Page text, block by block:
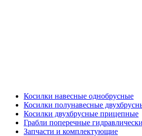
Косилки навесные однобрусные
Косилки полунавесные
Косилки двухбрусные прицепные
Грабли поперечные
Запчасти и комплектующие